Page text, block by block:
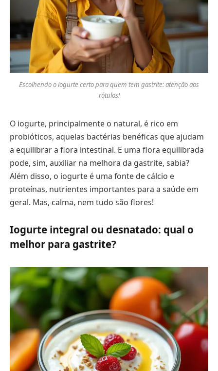
Escolhendo o iogurte certo para quem tem gastrite: atenção aos
rótulos!
O iogurte, principalmente o natural, é rico em
probióticos, aquelas bactérias benéficas que ajudam
a equilibrar a flora intestinal. E uma flora equilibrada
pode, sim, auxiliar na melhora da gastrite, sabia?
Além disso, o iogurte é uma fonte de cálcio e
proteínas, nutrientes importantes para a saúde em
geral. Mas, calma, nem tudo são flores!
Iogurte integral ou desnatado: qual o
melhor para gastrite?